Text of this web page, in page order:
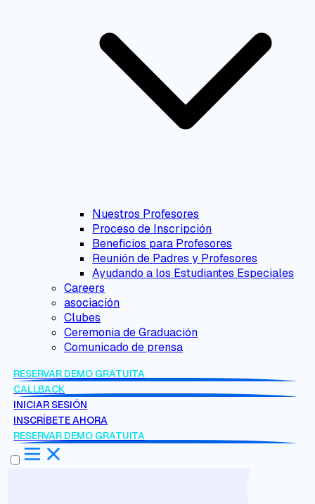
Nuestros Profesores
Proceso de Inscripción
Beneficios para Profesores
Reunión de Padres y Profesores
Ayudando a los Estudiantes Especiales
Careers
asociación
Clubes
Ceremonia de Graduación
Comunicado de prensa
RESERVAR DEMO GRATUITA
CALLBACK
INICIAR SESIÓN
INSCRÍBETE AHORA
RESERVAR DEMO GRATUITA